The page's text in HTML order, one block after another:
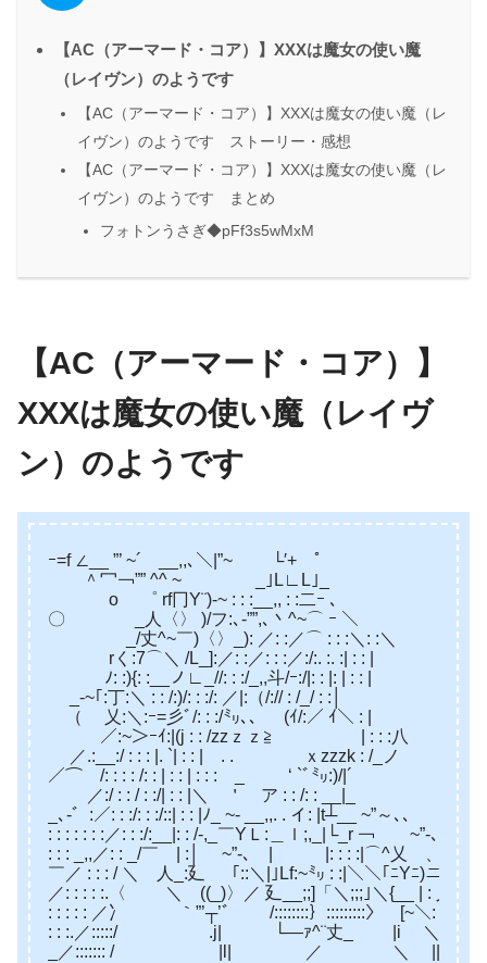
【AC（アーマード・コア）】XXXは魔女の使い魔
（レイヴン）のようです
【AC（アーマード・コア）】XXXは魔女の使い魔（レ
イヴン）のようです ストーリー・感想
【AC（アーマード・コア）】XXXは魔女の使い魔（レ
イヴン）のようです まとめ
フォトンうさぎ◆pFf3s5wMxM
【AC（アーマード・コア）】
XXXは魔女の使い魔（レイヴ
ン）のようです
ｰ=f ∠__ ”’ ~´ __,,､＼|”~ └′+ ﾟ
＾冖￢”” ^^ ~ _｣L∟L｣_
o ゜ rf冂Υ¨)‐~ : : :__,, : :二ｰ ､
〇 _人〈〉 )/フ:､-””,､丶^~⌒ ｰ ＼
_/丈^~￣)〈〉_): ／: :／⌒ : : :＼: :＼
rく:7⌒＼ /L_]:／: :／: : :／:/:. :. :| : : |
ﾉ: :){: :__ノ∟_//: : :/_,,斗/ｰ:/|: : |: | : : |
_-~｢:丁:＼ : : /:)/: : :/: ／|:（/:// : /_/ : :│
（ 乂:＼:ｰ=彡ﾞ/: : :/㍉､、 (ｲ/:／ ｲ＼ : |
／:~＞ｰｲ:|(j : : /zzｚｚ≧ | : : :八
／.:__:/ : : : |. `| : : | . . ｘzzzk : /_ノ
／⌒ /: : : : /: : | : : | : : : _ ‘ `ﾞ㍉:)/|´
／:/ : : / : :/| : : |＼ ＇ ア : : /: : __|_
_､‐゛:／: : :/: : :/::| : : |ﾉ_ ~‐ __,,. . イ: |t┴__ ~”～､、
: : : : : : :／: : :/:__|: : /‐,_￣ΥＬ:＿ｌ;,_|└_r ￢ ~”-､、
: : : _,,／: : _/￣ | :│ ~”-､ | |: : : :|⌒^乂ゝ、 _}=
￣／ : : : / ＼ 人_:廴 ｢::＼|｣Lf:~㍉ : :|＼＼｢ﾆΥﾆ)ニ}ﾉ
／: : : : :.〈 ＼ ((_)〉／ 廴__;;]「＼;;;｣＼{__ | : 乂
: : : : : ／冫 ｀”’┬’ﾞ /::::::::｝:::::::::〉￣[~＼: :
: : :.／:::::/ .j| └―ｧ^¨丈_ |i ＼: : |
_／::::::: / |l| ／ ＼ ||ｉ、